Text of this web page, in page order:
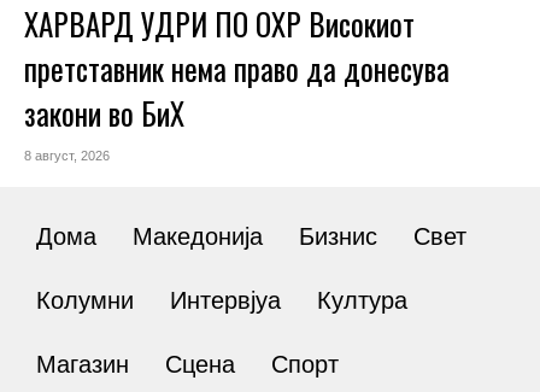
ХАРВАРД УДРИ ПО ОХР Високиот
претставник нема право да донесува
закони во БиХ
8 август, 2026
Дома Македонија Бизнис Свет
Колумни Интервјуа Култура
Магазин Сцена Спорт